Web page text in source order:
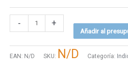
- +
Añadir al
EAN: N/D SKU: N/D Categoría: